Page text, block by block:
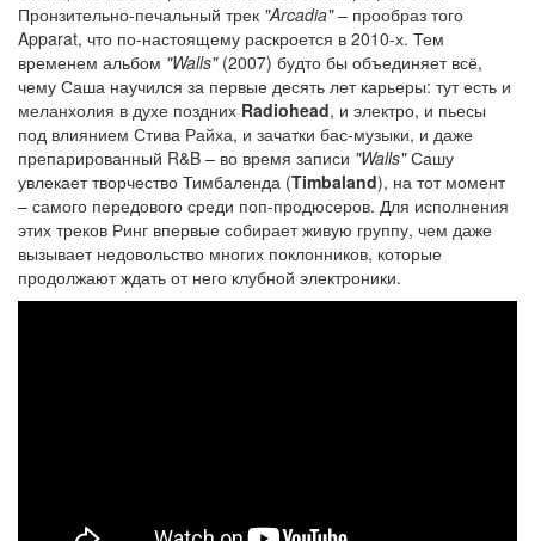
Пронзительно-печальный трек "Arcadia"– прообраз того
Apparat, что по-настоящему раскроется в 2010-х. Тем
временем альбом "Walls"(2007) будто бы объединяет всё,
чему Саша научился за первые десять лет карьеры: тут есть и
меланхолия в духе поздних Radiohead, и электро, и пьесы
под влиянием Стива Райха, и зачатки бас-музыки, и даже
препарированный R&B – во время записи "Walls"Сашу
увлекает творчество Тимбаленда (Timbaland), на тот момент
– самого передового среди поп-продюсеров. Для исполнения
этих треков Ринг впервые собирает живую группу, чем даже
вызывает недовольство многих поклонников, которые
продолжают ждать от него клубной электроники.